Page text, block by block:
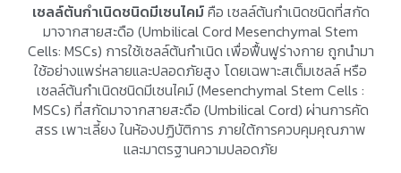
เซลล์ต้นกำเนิดชนิดมีเซนไคม์คือ เซลล์ต้นกำเนิดชนิดที่สกัด
มาจากสายสะดือ (Umbilical Cord Mesenchymal Stem
Cells: MSCs) การใช้เซลล์ต้นกำเนิด เพื่อฟื้นฟูร่างกาย ถูกนำมา
ใช้อย่างแพร่หลายและปลอดภัยสูง โดยเฉพาะสเต็มเซลล์ หรือ
เซลล์ต้นกำเนิดชนิดมีเซนไคม์ (Mesenchymal Stem Cells :
MSCs) ที่สกัดมาจากสายสะดือ (Umbilical Cord) ผ่านการคัด
สรร เพาะเลี้ยง ในห้องปฏิบัติการ ภายใต้การควบคุมคุณภาพ
และมาตรฐานความปลอดภัย